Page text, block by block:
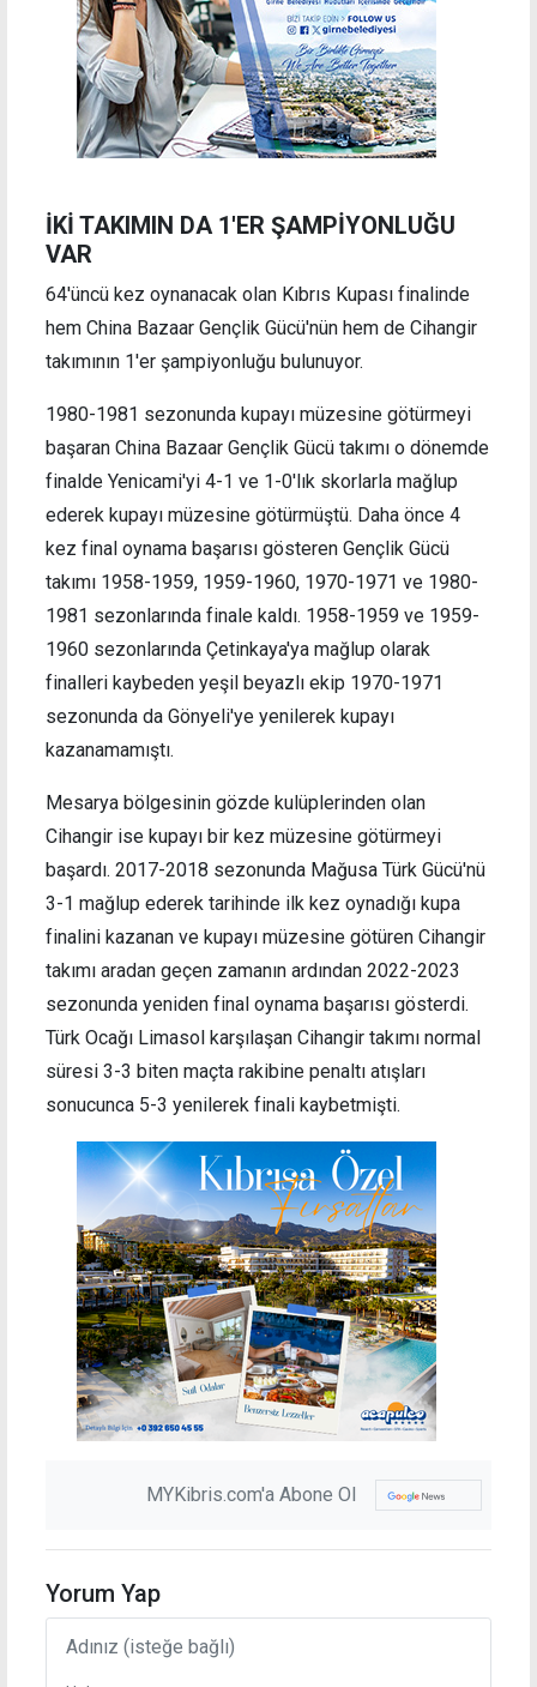
İKİ TAKIMIN DA 1'ER ŞAMPİYONLUĞU
VAR
64'üncü kez oynanacak olan Kıbrıs Kupası finalinde
hem China Bazaar Gençlik Gücü'nün hem de Cihangir
takımının 1'er şampiyonluğu bulunuyor.
1980-1981 sezonunda kupayı müzesine götürmeyi
başaran China Bazaar Gençlik Gücü takımı o dönemde
finalde Yenicami'yi 4-1 ve 1-0'lık skorlarla mağlup
ederek kupayı müzesine götürmüştü. Daha önce 4
kez final oynama başarısı gösteren Gençlik Gücü
takımı 1958-1959, 1959-1960, 1970-1971 ve 1980-
1981 sezonlarında finale kaldı. 1958-1959 ve 1959-
1960 sezonlarında Çetinkaya'ya mağlup olarak
finalleri kaybeden yeşil beyazlı ekip 1970-1971
sezonunda da Gönyeli'ye yenilerek kupayı
kazanamamıştı.
Mesarya bölgesinin gözde kulüplerinden olan
Cihangir ise kupayı bir kez müzesine götürmeyi
başardı. 2017-2018 sezonunda Mağusa Türk Gücü'nü
3-1 mağlup ederek tarihinde ilk kez oynadığı kupa
finalini kazanan ve kupayı müzesine götüren Cihangir
takımı aradan geçen zamanın ardından 2022-2023
sezonunda yeniden final oynama başarısı gösterdi.
Türk Ocağı Limasol karşılaşan Cihangir takımı normal
süresi 3-3 biten maçta rakibine penaltı atışları
sonucunca 5-3 yenilerek finali kaybetmişti.
MYKibris.com'a Abone Ol
Yorum Yap